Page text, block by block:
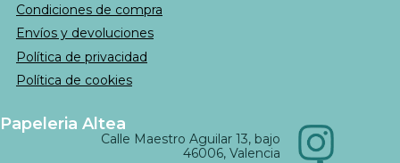
Condiciones de compra
Envíos y devoluciones
Política de privacidad
Política de cookies
Papeleria Altea
Calle Maestro Aguilar 13, bajo
46006, Valencia